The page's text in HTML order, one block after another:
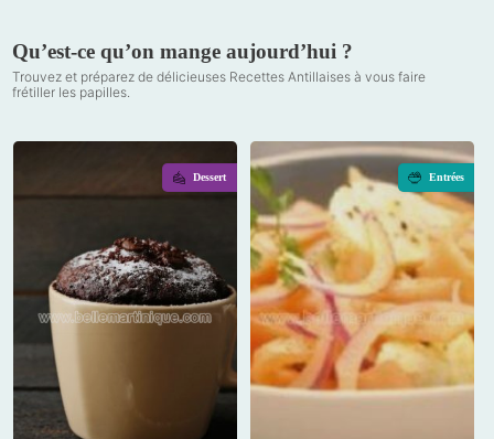
Qu’est-ce qu’on mange aujourd’hui ?
Trouvez et préparez de délicieuses Recettes Antillaises à vous faire
frétiller les papilles.
Dessert Entrées